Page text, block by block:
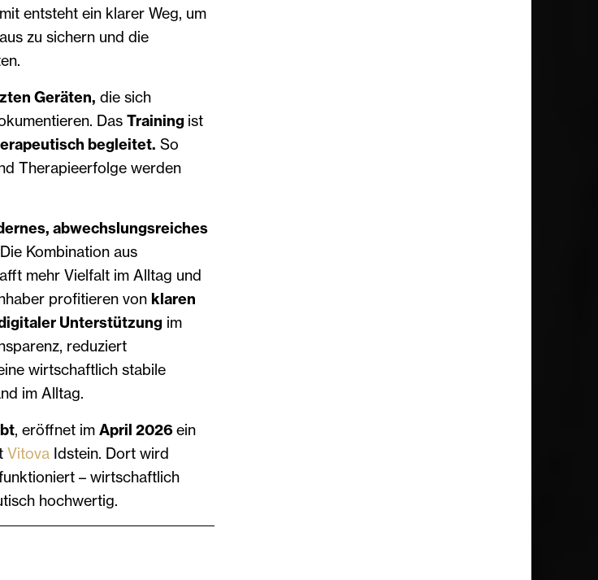
entsteht ein klarer Weg, um
zu sichern und die
Geräten, die sich
Das Training ist
begleitet. So
Therapieerfolge werden
abwechslungsreiches
Kombination aus
mehr Vielfalt im Alltag und
profitieren von klaren
Unterstützung im
reduziert
wirtschaftlich stabile
im Alltag.
, eröffnet im April 2026ein
VitovaIdstein. Dort wird
– wirtschaftlich
hochwertig.